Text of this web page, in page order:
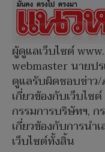
ผู้ดูแลเว็บไซต์
webmaster นายป
ดูแลรับผิดชอบข่า
เกี่ยวข้องกับเว็บไซต์
กรรมการบริษัทฯ, ก
เกี่ยวข้องกับการนำ
เว็บไซต์ทั้งสิ้น